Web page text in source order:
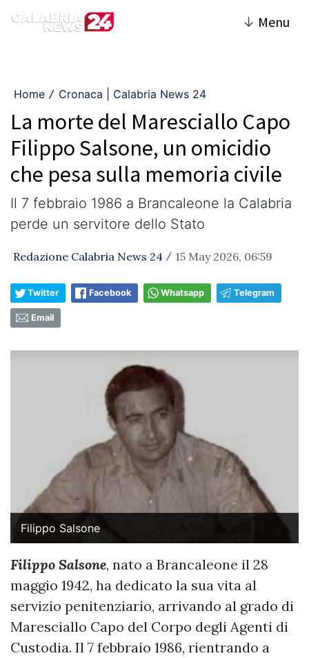
↓ Menu
Home / Cronaca | Calabria News 24
La morte del Maresciallo Capo
Filippo Salsone, un omicidio
che pesa sulla memoria civile
Il 7 febbraio 1986 a Brancaleone la Calabria
perde un servitore dello Stato
Redazione Calabria News 24 / 15 May 2026, 06:59
Twitter Facebook Whatsapp Telegram
Email
Filippo Salsone
Filippo Salsone, nato a Brancaleone il 28
maggio 1942, ha dedicato la sua vita al
servizio penitenziario, arrivando al grado di
Maresciallo Capo del Corpo degli Agenti di
Custodia. Il 7 febbraio 1986, rientrando a